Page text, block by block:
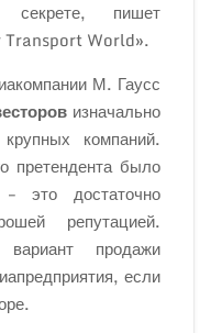
секрете, пишет
Transport World».
М. Гаусс
изначально
компаний.
претендента было
это достаточно
репутацией.
продажи
если